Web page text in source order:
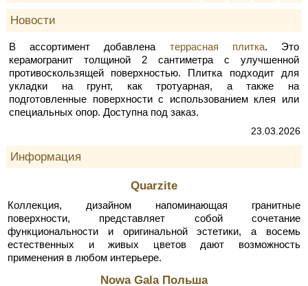
Новости
В ассортимент добавлена террасная плитка. Это
керамогранит толщиной 2 сантиметра с улучшенной
противоскользящей поверхностью. Плитка подходит для
укладки на грунт, как тротуарная, а также на
подготовленные поверхности с использованием клея или
специальных опор. Доступна под заказ.
23.03.2026
Информация
Quarzite
Коллекция, дизайном напоминающая гранитные
поверхности, представляет собой сочетание
функциональности и оригинальной эстетики, а восемь
естественных и живых цветов дают возможность
применения в любом интерьере.
Nowa Gala Польша